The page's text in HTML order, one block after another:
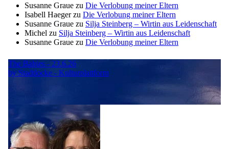
Susanne Graue zu Die Verlobung meiner Eltern
Isabell Haegerzu Die Verlobung meiner Eltern
Susanne Graue zu Silja Steinberg – Wirtin aus Leidenschaft
Michel zu Silja Steinberg – Wirtin aus Leidenschaft
Susanne Graue zu Die Verlobung meiner Eltern